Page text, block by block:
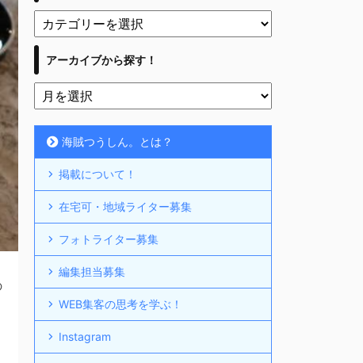
アーカイブから探す！
海賊つうしん。とは？
掲載について！
在宅可・地域ライター募集
フォトライター募集
編集担当募集
WEB集客の思考を学ぶ！
Instagram